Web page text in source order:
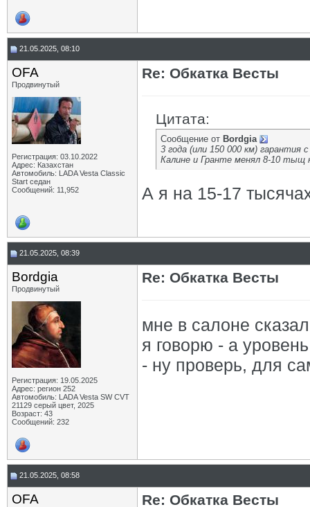
21.05.2025, 08:10
OFA
Продвинутый
Регистрация: 03.10.2022
Адрес: Казахстан
Автомобиль: LADA Vesta Classic
Start седан
Сообщений: 11,952
Re: Обкатка Весты
Цитата:
Сообщение от Bordgia
3 года (или 150 000 км)
Калине и Гранте менял 8-10 тыщ
А я на 15-17
21.05.2025, 08:39
Bordgia
Продвинутый
Регистрация: 19.05.2025
Адрес: регион 252
Автомобиль: LADA Vesta SW CVT
21129 серый цвет, 2025
Возраст: 43
Сообщений: 232
Re: Обкатка Весты
мне в салоне
я говорю - а
- ну проверь, для
21.05.2025, 08:58
OFA Re: Обкатка Весты